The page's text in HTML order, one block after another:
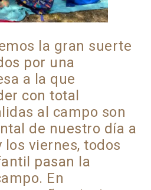
la gran suerte
por una
a la que
con total
al campo son
de nuestro día a
los viernes, todos
pasan la
En